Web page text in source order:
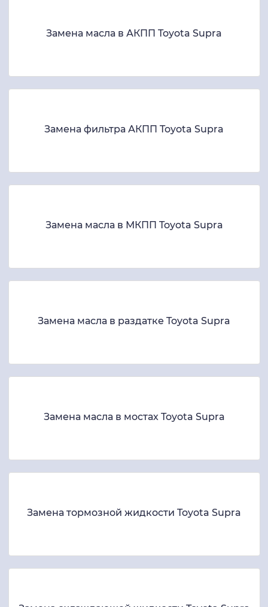
Замена масла в АКПП Toyota Supra
Замена фильтра АКПП Toyota Supra
Замена масла в МКПП Toyota Supra
Замена масла в раздатке Toyota Supra
Замена масла в мостах Toyota Supra
Замена тормозной жидкости Toyota Supra